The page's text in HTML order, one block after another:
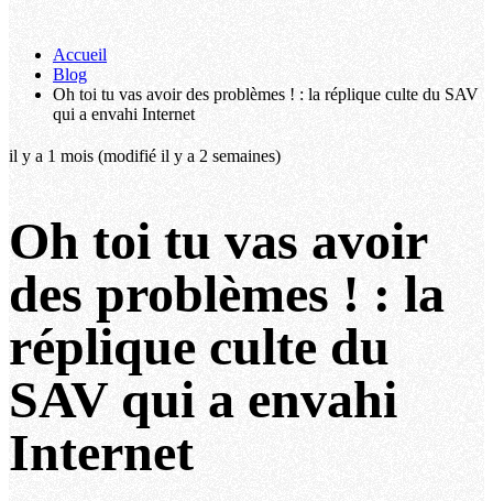
Accueil
Blog
Oh toi tu vas avoir des problèmes ! : la réplique culte du SAV
qui a envahi Internet
il y a 1 mois (modifié il y a 2 semaines)
Oh toi tu vas avoir
des problèmes ! : la
réplique culte du
SAV qui a envahi
Internet